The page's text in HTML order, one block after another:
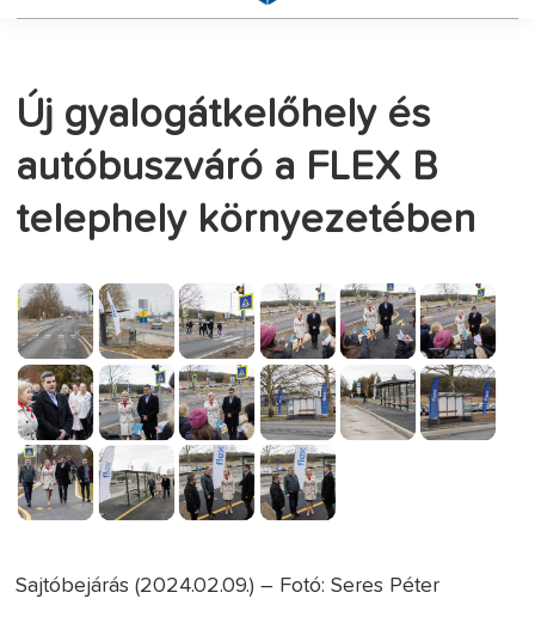
Új gyalogátkelőhely és
autóbuszváró a FLEX B
telephely környezetében
Sajtóbejárás (2024.02.09.) – Fotó: Seres Péter